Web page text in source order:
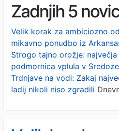
Zadnjih 5 novic
Velik korak za ambiciozno
mikavno ponudbo iz
Strogo tajno orožje:
podmornica vplula v
Trdnjave na vodi: Zakaj
ladij nikoli niso zgradili